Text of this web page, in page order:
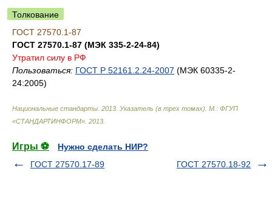
Толкование
ГОСТ 27570.1-87
ГОСТ 27570.1-87 (МЭК 335-2-24-84)
Утратил силу в РФ
Пользоваться: ГОСТ Р 52161.2.24-2007 (МЭК 60335-2-
24:2005)
Национальные стандарты. 2013. Указатель (в трех томах). М.: ФГУП
«СТАНДАРТИНФОРМ» 2013
Игры ⚽
Нужно сделать НИР?
ГОСТ 27570.17-89
ГОСТ 27570.18-92